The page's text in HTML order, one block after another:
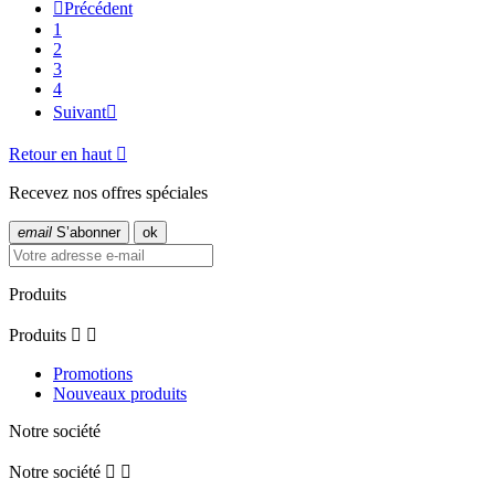
Précédent
1
2
3
4
Suivant
Retour en haut 
Recevez nos offres spéciales
email S’abonner
Produits
Produits  
Promotions
Nouveaux produits
Notre société
Notre société  